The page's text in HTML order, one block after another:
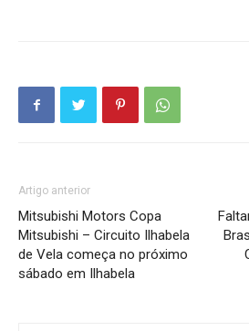
Artigo anterior
Mitsubishi Motors Copa
Mitsubishi – Circuito Ilhabela
de Vela começa no próximo
sábado em Ilhabela